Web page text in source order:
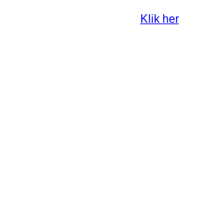
Klik her